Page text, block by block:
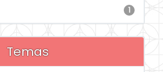
1
Temas